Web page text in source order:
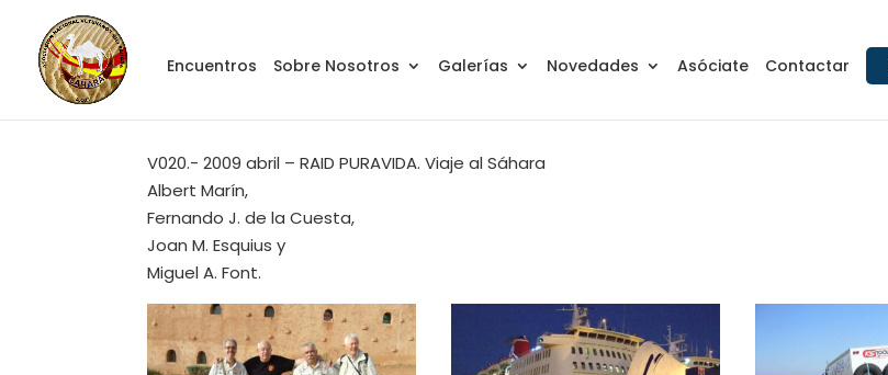
Encuentros Sobre Nosotros Galerías Novedades Asóciate Contactar
V020.- 2009 abril – RAID PURAVIDA. Viaje al Sáhara
Albert Marín,
Fernando J. de la Cuesta,
Joan M. Esquius y
Miguel A. Font.